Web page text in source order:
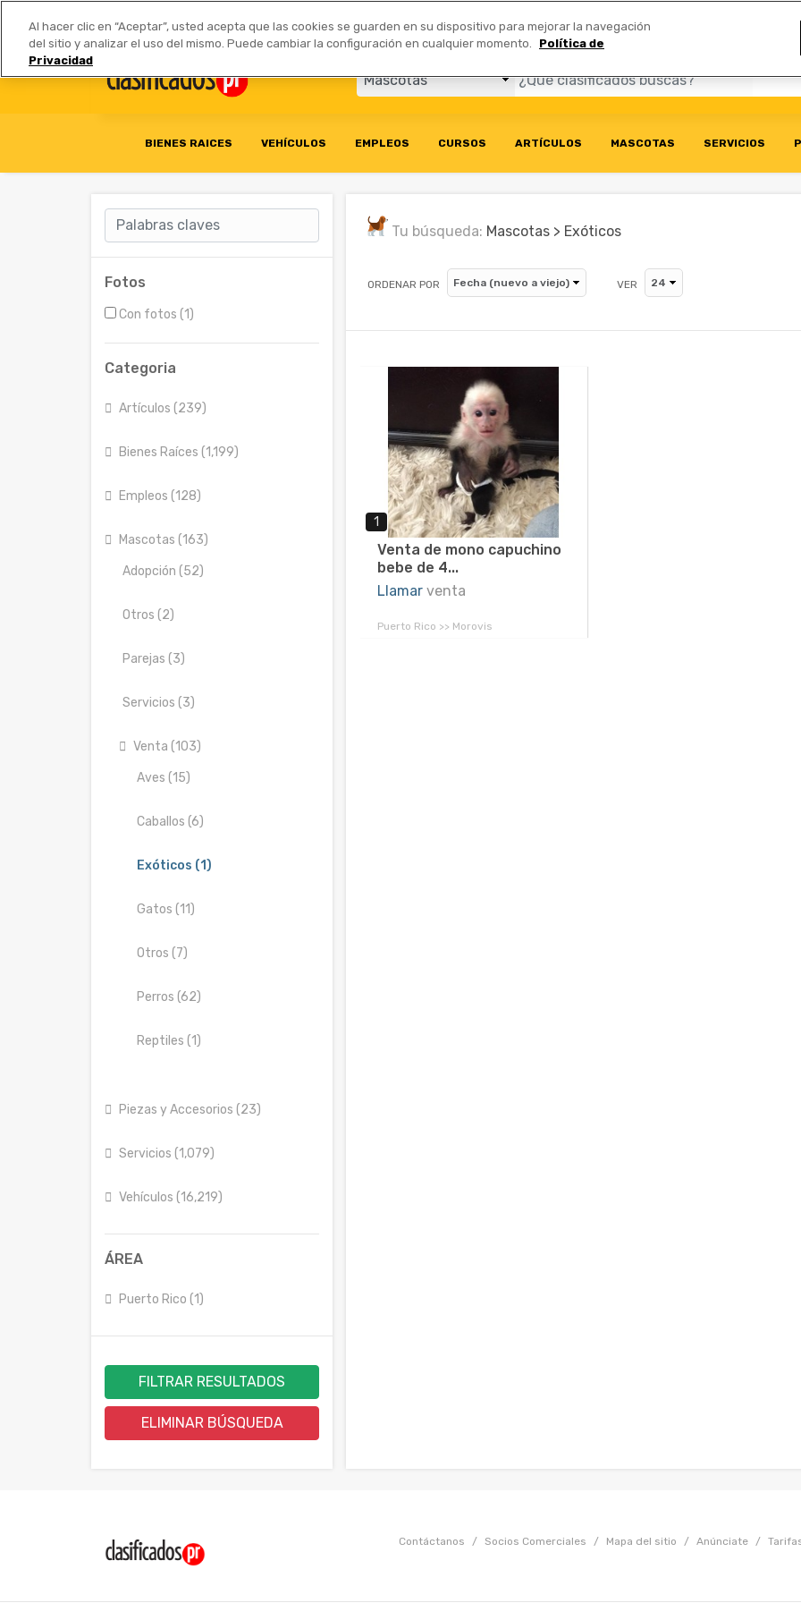
Anúnciate | Tarifas Socios Comerciales
BIENES RAICES VEHÍCULOS EMPLEOS CURSOS ARTÍCULOS MASCOTAS SERVICIOS
Fotos
Con fotos (1)
Categoria
Artículos (239)
Bienes Raíces (1,199)
Empleos (128)
Mascotas (163)
Adopción (52)
Otros (2)
Parejas (3)
Servicios (3)
Venta (103)
Aves (15)
Caballos (6)
Exóticos (1)
Gatos (11)
Otros (7)
Perros (62)
Reptiles (1)
Piezas y Accesorios (23)
Servicios (1,079)
Vehículos (16,219)
ÁREA
Puerto Rico (1)
FILTRAR RESULTADOS
ELIMINAR BÚSQUEDA
Tu búsqueda: Mascotas > Exóticos
ORDENAR POR VER
1
Venta de mono capuchino
bebe de 4...
Llamar venta
Puerto Rico >> Morovis
Contáctanos / Socios Comerciales / Mapa del sitio / Anúnciate /
Al hacer clic en “Aceptar”, usted acepta que las cookies se guarden en su dispositivo para mejorar la navegación
del sitio y analizar el uso del mismo. Puede cambiar la configuración en cualquier momento.
Política de
Privacidad